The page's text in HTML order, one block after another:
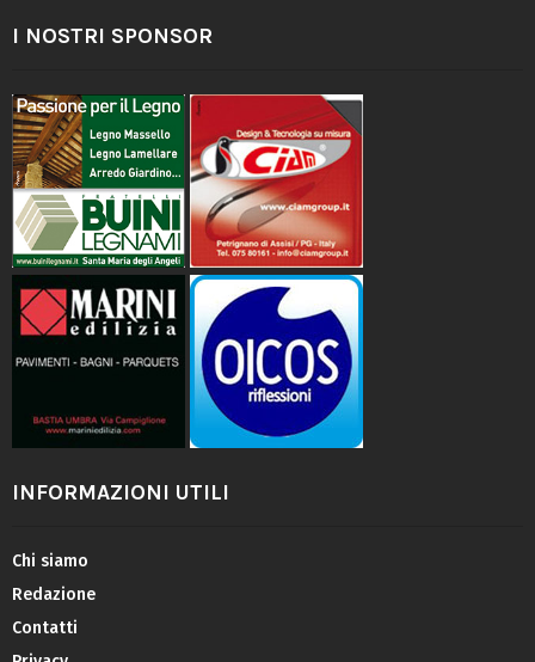
I NOSTRI SPONSOR
INFORMAZIONI UTILI
Chi siamo
Redazione
Contatti